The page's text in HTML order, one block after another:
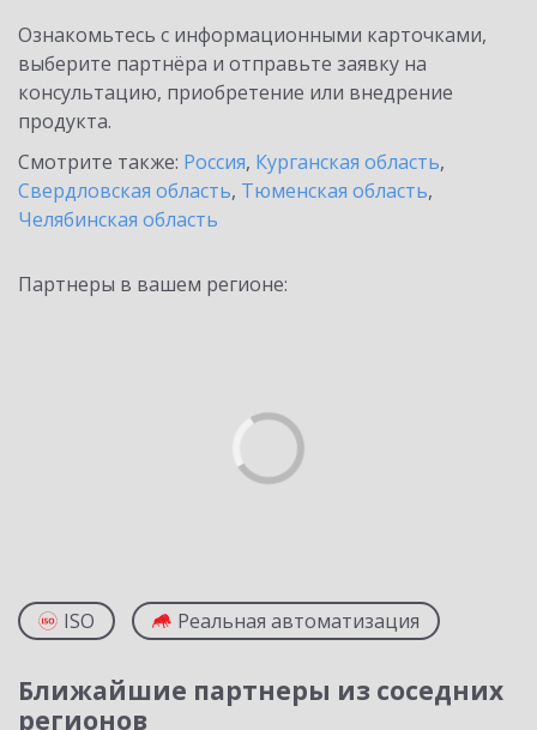
Ознакомьтесь с информационными карточками,
выберите партнёра и отправьте заявку на
консультацию, приобретение или внедрение
продукта.
Смотрите также: Россия, Курганская область,
Свердловская область, Тюменская область,
Челябинская область
Партнеры в вашем регионе:
ISO Реальная автоматизация
Ближайшие партнеры из соседних
регионов